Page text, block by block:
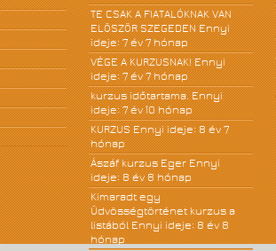
TE CSAK A FIATALÓKNAK VAN
ELÖSZÖR SZEGEDEN Ennyi
ideje: 7 év 7 hónap
VÉGE A KURZUSNAK! Ennyi
ideje: 7 év 7 hónap
kurzus időtartama. Ennyi
ideje: 7 év 10 hónap
KURZUS Ennyi ideje: 8 év 7
hónap
Ászáf kurzus Eger Ennyi
ideje: 8 év 8 hónap
Kimaradt egy
Üdvösségtörténet kurzus a
listából Ennyi ideje: 8 év 8
hónap